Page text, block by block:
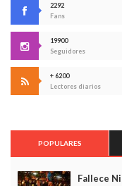
2292
Fans
19900
Seguidores
+ 6200
Lectores diarios
POPULARES
Fallece